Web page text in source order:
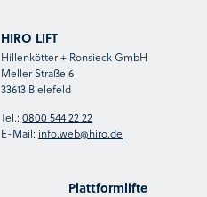
HIRO LIFT
Hillenkötter + Ronsieck GmbH
Meller Straße 6
33613 Bielefeld
Tel.:0800 544 22 22
E-Mail: info.web@hiro.de
Plattformlifte